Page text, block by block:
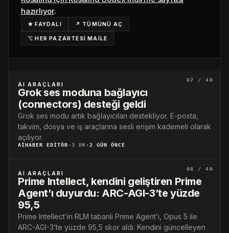
hazırlıyor.
★ FAYDALI ↗ TÜMÜNÜ AÇ
⌥ HER PAZARTESİ MAİLE
07 / 40
AI ARAÇLARI
Grok ses moduna bağlayıcı
(connectors) desteği geldi
Grok ses modu artık bağlayıcıları destekliyor. E-posta,
takvim, dosya ve iş araçlarına sesli erişim kademeli olarak
açılıyor.
AIHABER EDITÖR · 3 DK · 2 GÜN ÖNCE
08 / 40
AI ARAÇLARI
Prime Intellect, kendini geliştiren Prime
Agent’ı duyurdu: ARC-AGI-3’te yüzde
95,5
Prime Intellect’in RLM tabanlı Prime Agent’ı, Opus 5 ile
ARC-AGI-3’te yüzde 95,5 skor aldı. Kendini güncelleyen